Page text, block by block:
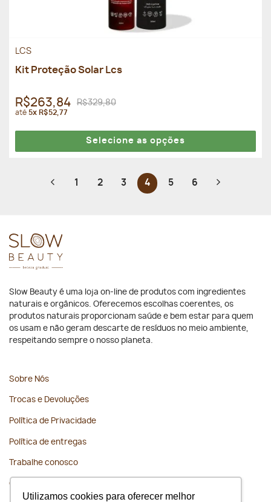
Utilizamos cookies para oferecer melhor
LCS
Kit Proteção Solar Lcs
R$263,84 R$329,80
até5x R$52,77
Selecione as opções
1 2 3 4 5 6
Slow Beauty é uma loja on-line de produtos com ingredientes
naturais e orgânicos. Oferecemos escolhas coerentes, os
produtos naturais proporcionam saúde e bem estar para quem
os usam e não geram descarte de resíduos no meio ambiente,
respeitando sempre o nosso planeta.
Sobre Nós
Trocas e Devoluções
Política de Privacidade
Política de entregas
Trabalhe conosco
Contato